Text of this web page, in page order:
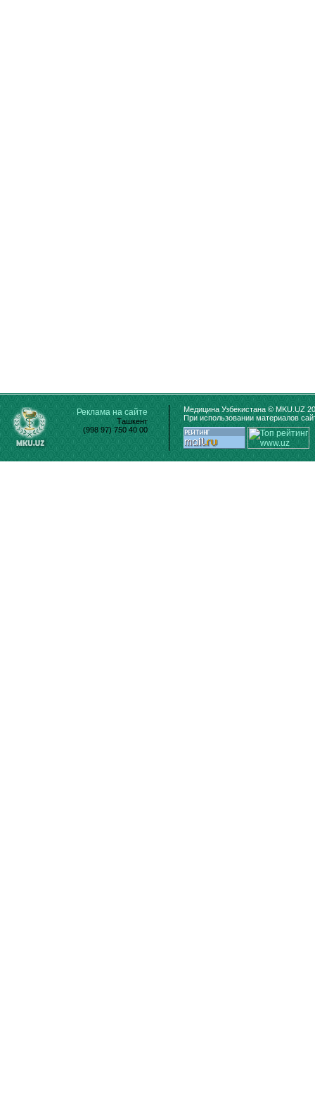
Реклама на сайте
Ташкент
(998 97) 750 40 00
Медицина Узбекистана © MKU.UZ
При использовании материалов